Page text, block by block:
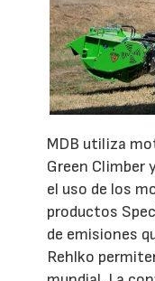
MDB utiliza
Green Climber
el uso de los
productos
de emisiones
Rehlko